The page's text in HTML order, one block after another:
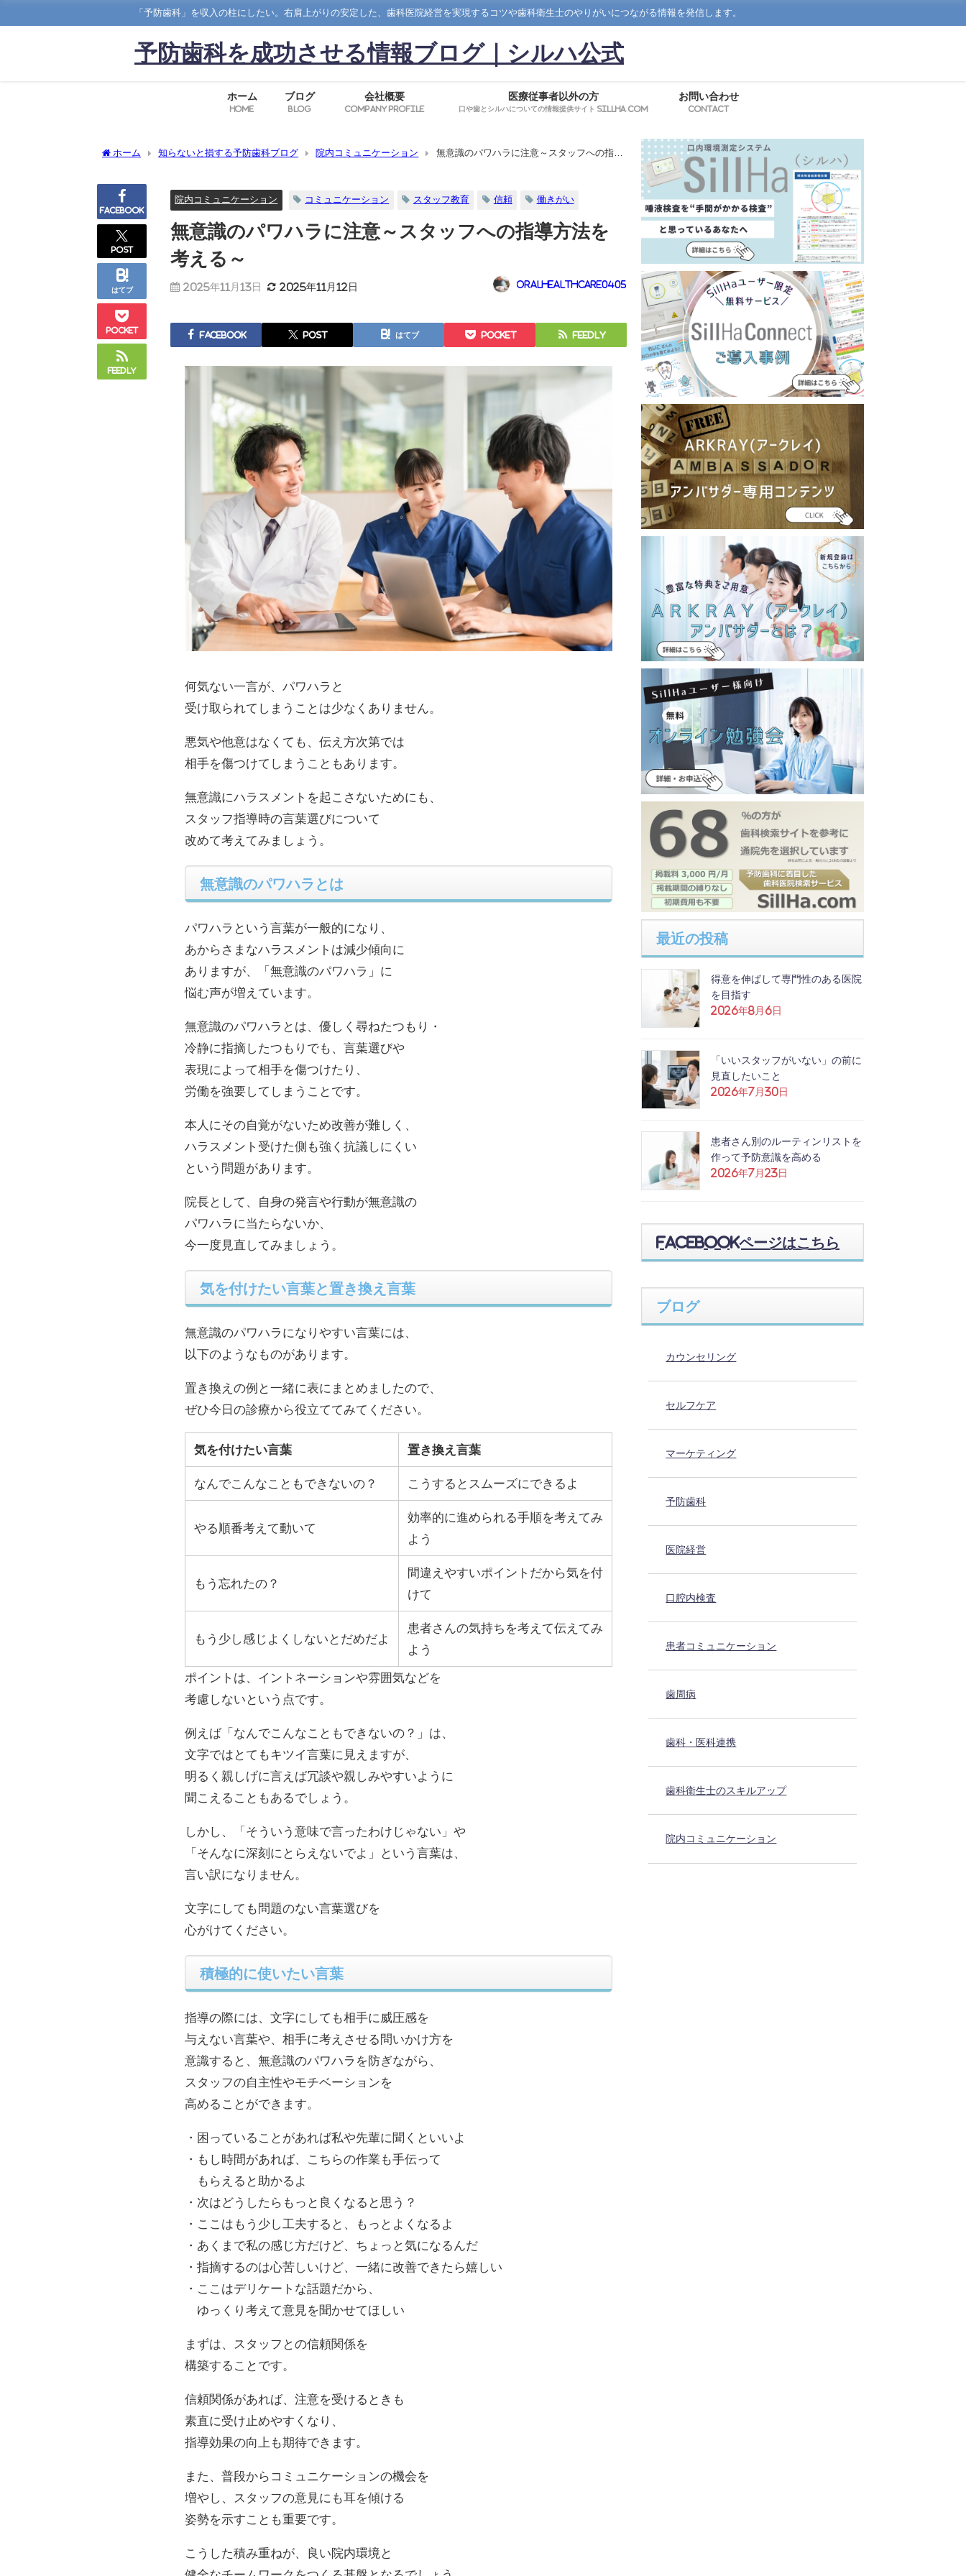
「予防歯科」を収入の柱にしたい。右肩上がりの安定した、歯科医院経営を実現するコツや歯科衛生士のやりがいにつながる情報を発信します。
予防歯科を成功させる情報ブログ｜シルハ公式
ホーム
Home
ブログ
Blog
会社概要
Company Profile
医療従事者以外の方
口や歯とシルハについての情報提供サイト SillHa.com
お問い合わせ
Contact
ホーム 知らないと損する予防歯科ブログ 院内コミュニケーション
無意識のパワハラに注意～スタッフへの指導
Facebook
post
はてブ
Pocket
Feedly
院内コミュニケーション コミュニケーション スタッフ教育 信頼 働きがい
無意識のパワハラに注意～スタッフへの指導方法を
考える～
2025年11月13日 2025年11月12日 oralhealthcare0405
Facebook post はてブ Pocket Feedly
何気ない一言が、パワハラと
受け取られてしまうことは少なくありません。
悪気や他意はなくても、伝え方次第では
相手を傷つけてしまうこともあります。
無意識にハラスメントを起こさないためにも、
スタッフ指導時の言葉選びについて
改めて考えてみましょう。
無意識のパワハラとは
パワハラという言葉が一般的になり、
あからさまなハラスメントは減少傾向に
ありますが、「無意識のパワハラ」に
悩む声が増えています。
無意識のパワハラとは、優しく尋ねたつもり・
冷静に指摘したつもりでも、言葉選びや
表現によって相手を傷つけたり、
労働を強要してしまうことです。
本人にその自覚がないため改善が難しく、
ハラスメント受けた側も強く抗議しにくい
という問題があります。
院長として、自身の発言や行動が無意識の
パワハラに当たらないか、
今一度見直してみましょう。
気を付けたい言葉と置き換え言葉
無意識のパワハラになりやすい言葉には、
以下のようなものがあります。
置き換えの例と一緒に表にまとめましたので、
ぜひ今日の診療から役立ててみてください。
気を付けたい言葉 置き換え言葉
なんでこんなこともできないの？ こうするとスムーズにできるよ
やる順番考えて動いて
効率的に進められる手順を考えてみ
よう
もう忘れたの？
間違えやすいポイントだから気を付
けて
もう少し感じよくしないとだめだよ
患者さんの気持ちを考えて伝えてみ
よう
ポイントは、イントネーションや雰囲気などを
考慮しないという点です。
例えば「なんでこんなこともできないの？」は、
文字ではとてもキツイ言葉に見えますが、
明るく親しげに言えば冗談や親しみやすいように
聞こえることもあるでしょう。
しかし、「そういう意味で言ったわけじゃない」や
「そんなに深刻にとらえないでよ」という言葉は、
言い訳になりません。
文字にしても問題のない言葉選びを
心がけてください。
積極的に使いたい言葉
指導の際には、文字にしても相手に威圧感を
与えない言葉や、相手に考えさせる問いかけ方を
意識すると、無意識のパワハラを防ぎながら、
スタッフの自主性やモチベーションを
高めることができます。
・困っていることがあれば私や先輩に聞くといいよ
・もし時間があれば、こちらの作業も手伝って
もらえると助かるよ
・次はどうしたらもっと良くなると思う？
・ここはもう少し工夫すると、もっとよくなるよ
・あくまで私の感じ方だけど、ちょっと気になるんだ
・指摘するのは心苦しいけど、一緒に改善できたら嬉しい
・ここはデリケートな話題だから、
ゆっくり考えて意見を聞かせてほしい
まずは、スタッフとの信頼関係を
構築することです。
信頼関係があれば、注意を受けるときも
素直に受け止めやすくなり、
指導効果の向上も期待できます。
また、普段からコミュニケーションの機会を
増やし、スタッフの意見にも耳を傾ける
姿勢を示すことも重要です。
こうした積み重ねが、良い院内環境と
最近の投稿
得意を伸ばして専門性のある医院
を目指す
2026年8月6日
「いいスタッフがいない」の前に
見直したいこと
2026年7月30日
患者さん別のルーティンリストを
作って予防意識を高める
2026年7月23日
Facebookページはこちら
ブログ
カウンセリング
セルフケア
マーケティング
予防歯科
医院経営
口腔内検査
患者コミュニケーション
歯周病
歯科・医科連携
歯科衛生士のスキルアップ
院内コミュニケーション